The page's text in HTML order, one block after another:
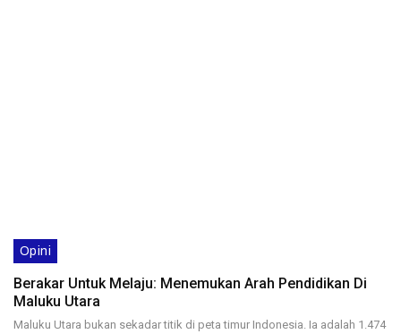
Opini
Berakar Untuk Melaju: Menemukan Arah Pendidikan Di
Maluku Utara
Maluku Utara bukan sekadar titik di peta timur Indonesia. Ia adalah 1.474